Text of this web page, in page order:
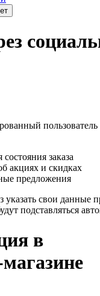
пользователь
заказа
акциях и скидках
предложения
указать свои данные
подставляться
в